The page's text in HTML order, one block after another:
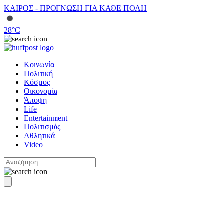
ΚΑΙΡΟΣ - ΠΡΟΓΝΩΣΗ ΓΙΑ ΚΑΘΕ ΠΟΛΗ
28°C
Κοινωνία
Πολιτική
Κόσμος
Οικονομία
Άποψη
Life
Entertainment
Πολιτισμός
Αθλητικά
Video